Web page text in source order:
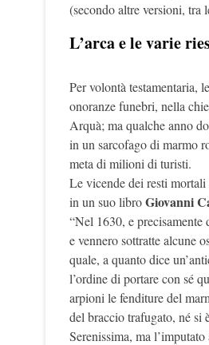
(secondo altre versioni, tra
L’arca e le varie
Per volontà testamentaria,
onoranze funebri, nella
Arquà; ma qualche anno
in un sarcofago di marmo
meta di milioni di turisti.
Le vicende dei resti
in un suo libroGiovanni
“Nel 1630, e
e vennero sottratte alcune
quale, a quanto dice
l’ordine di portare con sé
arpioni le fenditure del
del braccio trafugato, né si
Serenissima, ma